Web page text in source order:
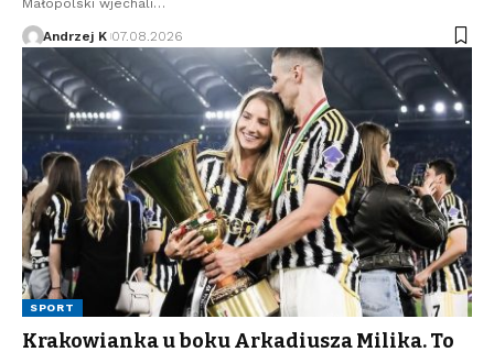
Małopolski wjechali…
Andrzej K 07.08.2026
SPORT
Krakowianka u boku Arkadiusza Milika. To